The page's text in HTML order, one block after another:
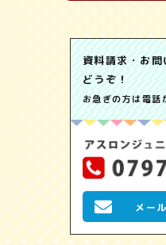
資料請求・お
どうぞ！
お急ぎの方は電話
メー